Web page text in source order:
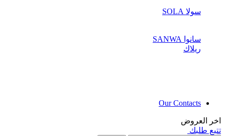
سولا SOLA
سانوا SANWA
ريلاك
Our Contacts
اخر العروض
تتبع طلبك